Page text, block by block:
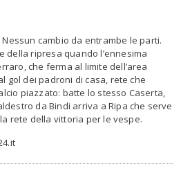
cambio da entrambe le parti.
della ripresa quando l’ennesima
che ferma al limite dell’area
gol dei padroni di casa, rete che
piazzato: batte lo stesso Caserta,
da Bindi arriva a Ripa che serve
rete della vittoria per le vespe.